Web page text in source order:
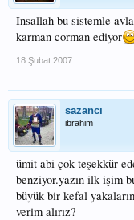
Insallah bu sistemle
karman corman ediyor
18 Şubat 2007
sazancı
ibrahim
ümit abi çok teşekkür
benziyor.yazın ilk işim
büyük bir kefal
verim alırız?